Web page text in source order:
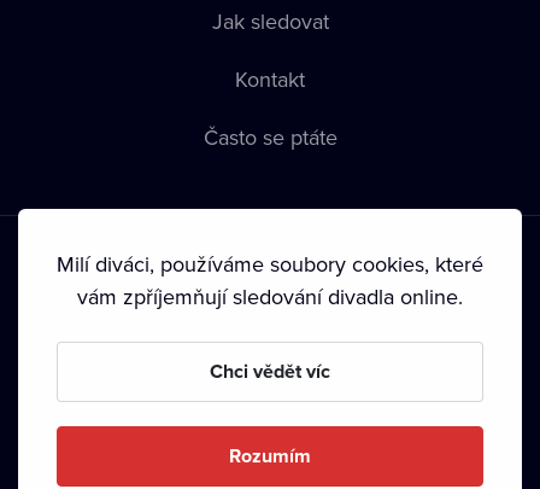
Jak sledovat
Kontakt
Často se ptáte
Podmínky používání • Ochrana soukromí • Zásady používání
• Autorská práva•
Milí diváci, používáme soubory cookies, které
vám zpříjemňují sledování divadla online.
Chci vědět víc
Rozumím